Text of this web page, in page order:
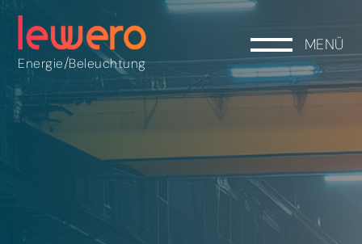
Energie/Beleuchtung
MENÜ